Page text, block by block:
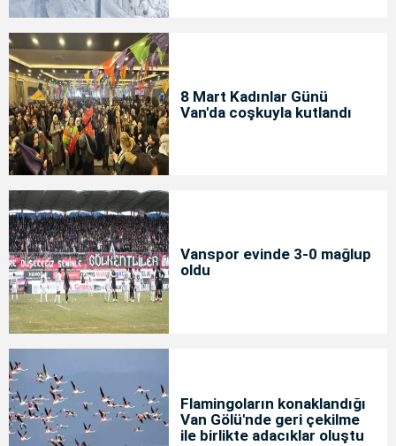
8 Mart Kadınlar Günü
Van'da coşkuyla kutlandı
Vanspor evinde 3-0 mağlup
oldu
Flamingoların konaklandığı
Van Gölü'nde geri çekilme
ile birlikte adacıklar oluştu